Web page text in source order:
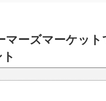
ーズマーケット